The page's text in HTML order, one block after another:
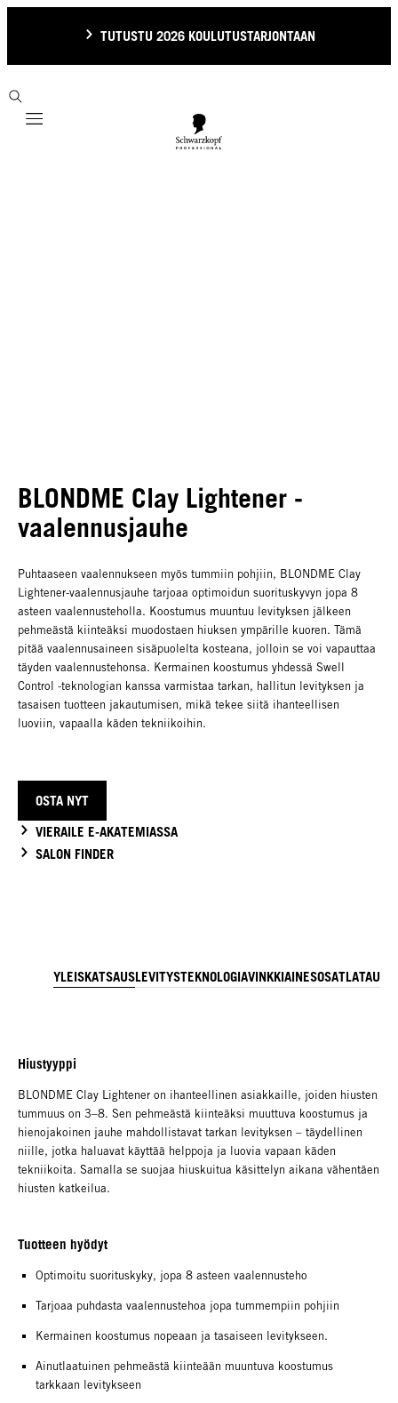
TUTUSTU 2026 KOULUTUSTARJONTAAN
Mobile navigation
BLONDME Clay Lightener -
vaalennusjauhe
Puhtaaseen vaalennukseen myös tummiin pohjiin, BLONDME Clay
Lightener-vaalennusjauhe tarjoaa optimoidun suorituskyvyn jopa 8
asteen vaalennusteholla. Koostumus muuntuu levityksen jälkeen
pehmeästä kiinteäksi muodostaen hiuksen ympärille kuoren. Tämä
pitää vaalennusaineen sisäpuolelta kosteana, jolloin se voi vapauttaa
täyden vaalennustehonsa. Kermainen koostumus yhdessä Swell
Control -teknologian kanssa varmistaa tarkan, hallitun levityksen ja
tasaisen tuotteen jakautumisen, mikä tekee siitä ihanteellisen
luoviin, vapaalla käden tekniikoihin.
OSTA NYT
VIERAILE E-AKATEMIASSA
SALON FINDER
YLEISKATSAUSLEVITYSTEKNOLOGIAVINKKIAINESOSAT
Hiustyyppi
BLONDME Clay Lightener on ihanteellinen asiakkaille, joiden hiusten
tummuus on 3–8. Sen pehmeästä kiinteäksi muuttuva koostumus ja
hienojakoinen jauhe mahdollistavat tarkan levityksen – täydellinen
niille, jotka haluavat käyttää helppoja ja luovia vapaan käden
tekniikoita. Samalla se suojaa hiuskuitua käsittelyn aikana vähentäen
hiusten katkeilua.
Tuotteen hyödyt
Optimoitu suorituskyky, jopa 8 asteen vaalennusteho
Tarjoaa puhdasta vaalennustehoa jopa tummempiin pohjiin
Kermainen koostumus nopeaan ja tasaiseen levitykseen.
Ainutlaatuinen pehmeästä kiinteään muuntuva koostumus
tarkkaan levitykseen